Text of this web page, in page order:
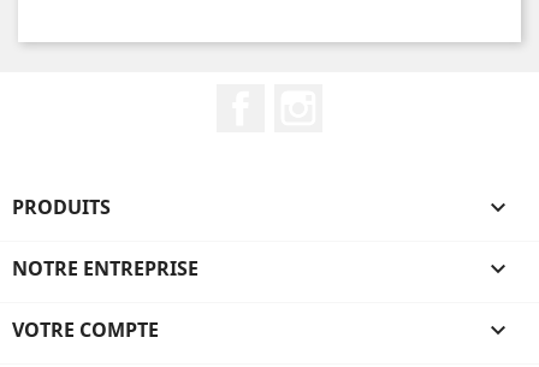
PRODUITS 
NOTRE ENTREPRISE 
VOTRE COMPTE 